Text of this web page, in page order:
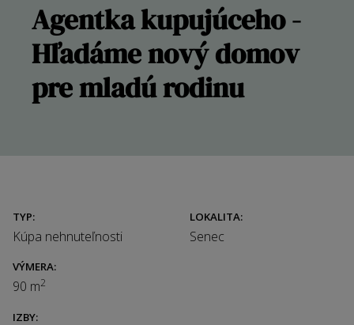
Agentka kupujúceho -
Hľadáme nový domov
pre mladú rodinu
TYP:
Kúpa nehnuteľnosti
VÝMERA:
90 m2
IZBY:
LOKALITA:
Senec